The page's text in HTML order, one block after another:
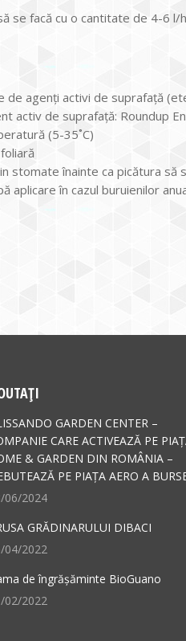
se facă cu o cantitate de 4-6 l/
de agenţi activi de suprafaţă
activ de suprafaţă: Roundup
(5-35˚C)
stomate înainte ca picătura să
aplicare în cazul buruienilor
GARDEN CENTER –
CARE ACTIVEAZĂ PE
& GARDEN DIN ROMÂNIA –
PE PIAȚA AERO A
06/2024
GRĂDINARULUI DIBACI
04/2022
de îngrășăminte BioGuano
02/2022